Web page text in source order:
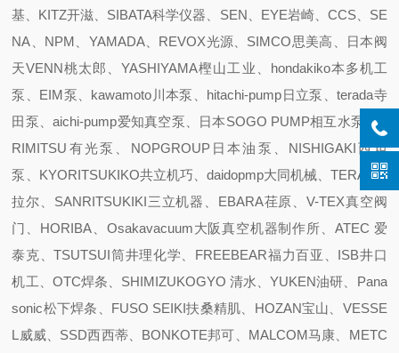
基、KITZ开滋、SIBATA科学仪器、SEN、EYE岩崎、CCS、SE
NA、NPM、YAMADA、REVOX光源、SIMCO思美高、日本阀
天VENN桃太郎、YASHIYAMA樫山工业、hondakiko本多机工
泵、EIM泵、kawamoto川本泵、hitachi-pump日立泵、terada寺
田泵、aichi-pump爱知真空泵、日本SOGO PUMP相互水泵、A
RIMITSU有光泵、NOPGROUP日本油泵、NISHIGAKI西坦
泵、KYORITSUKIKO共立机巧、daidopmp大同机械、TERAL泰
拉尔、SANRITSUKIKI三立机器、EBARA荏原、V-TEX真空阀
门、HORIBA、Osakavacuum大阪真空机器制作所、ATEC 爱
泰克、TSUTSUI筒井理化学、FREEBEAR福力百亚、ISB井口
机工、OTC焊条、SHIMIZUKOGYO 清水、YUKEN油研、Pana
sonic松下焊条、FUSO SEIKI扶桑精肌、HOZAN宝山、VESSE
L威威、SSD西西蒂、BONKOTE邦可、MALCOM马康、METC